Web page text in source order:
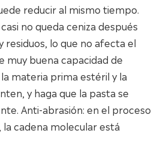
reducir al mismo tiempo.
no queda ceniza después
residuos, lo que no afecta el
muy buena capacidad de
materia prima estéril y la
y haga que la pasta se
Anti-abrasión: en el proceso
cadena molecular está